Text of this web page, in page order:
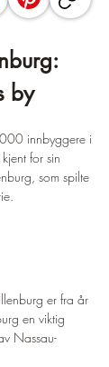
by
innbyggere i
for sin
som spilte
er fra år
en viktig
Nassau-